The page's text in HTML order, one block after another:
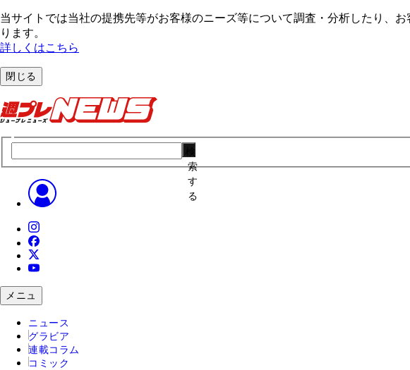
当サイトでは当社の提携先等がお客様のニーズ等について調査・分析したり、
ります。
詳しくはこちら
閉じる
索
す
る
メニュ
ニュース
グラビア
連載コラム
コミック